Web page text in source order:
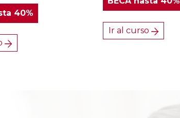
40%
Ir al curso